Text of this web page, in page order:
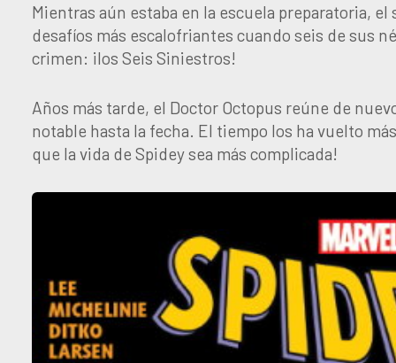
Mientras aún estaba en la escuela preparatoria,
desafíos más escalofriantes cuando seis de sus
crimen: ¡los Seis Siniestros!
Años más tarde, el Doctor Octopus reúne de
notable hasta la fecha. El tiempo los ha vuelto
que la vida de Spidey sea más complicada!